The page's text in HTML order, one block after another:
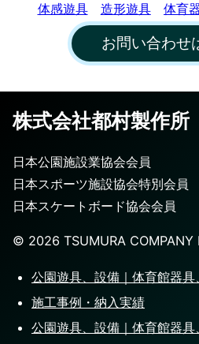
体感遊具
造形遊具 体育
お問い合わせ
株式会社都村製作所
日本公園施設業協会会員
日本スポーツ施設協会特別会員
日本スケートボード協会会員
©️ 2026 TSUMURA COMPANY
公園遊具、設備｜体育館器具
施工事例・納入実績
公園遊具、設備｜体育館器